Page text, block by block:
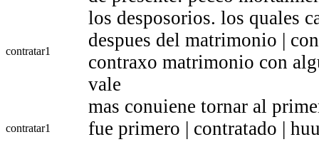
contratar1
los desposorios. los quales
despues del matrimonio |
contraxo matrimonio con
vale
contratar1
mas conuiene tornar al
fue primero | contratado |